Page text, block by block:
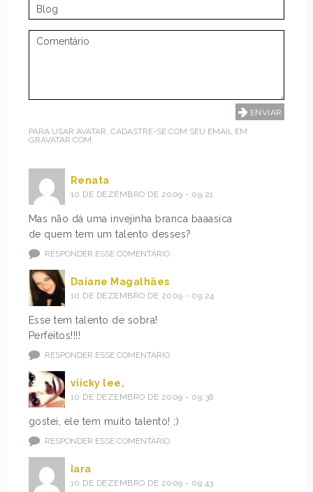
PARA USAR AVATAR, CADASTRE-SE COM SEU EMAIL EM
GRAVATAR.COM
Renata
10 DE DEZEMBRO DE 2009 - 09:21
Mas não dá uma invejinha branca baaasica
de quem tem um talento desses?
RESPONDER ESSE COMENTÁRIO
Daiane Magalhães
10 DE DEZEMBRO DE 2009 - 09:24
Esse tem talento de sobra!
Perfeitos!!!!
RESPONDER ESSE COMENTÁRIO
viicky lee,
10 DE DEZEMBRO DE 2009 - 09:38
gostei, ele tem muito talento! ;)
RESPONDER ESSE COMENTÁRIO
Iara
10 DE DEZEMBRO DE 2009 - 09:43